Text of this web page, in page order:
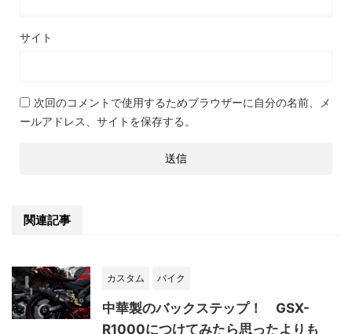
サイト
次回のコメントで使用するためブラウザーに自分の名前、メ
ールアドレス、サイトを保存する。
関連記事
カスタム バイク
中華製のバックステップ！ GSX-
R1000につけてみたら思ったよりも